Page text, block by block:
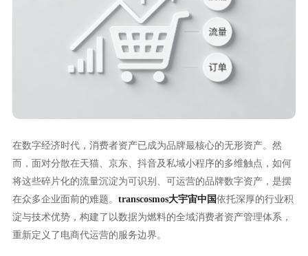
在数字经济时代，消费者资产已成为品牌最核心的无形资产。然
而，面对分散在天猫、京东、抖音及私域小程序的多维触点，如何
将这些碎片化的流量沉淀为可识别、可运营的品牌数字资产，是摆
在众多企业面前的难题。 transcosmos大宇宙中国依托深厚的行业积
淀与技术优势，构建了以数据为燃料的全域消费者资产管理体系，
重新定义了电商代运营的服务边界。